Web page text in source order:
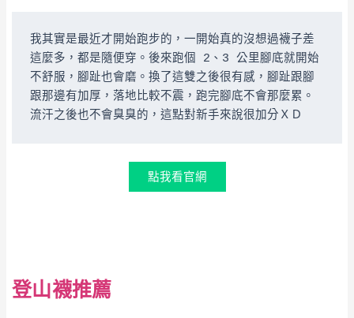
我其實是最近才開始跑步的，一開始真的沒想過襪子差
這麼多，都是隨便穿。後來跑個 2、3 公里腳底就開始
不舒服，腳趾也會磨。換了這雙之後很有感，腳趾跟腳
跟那邊有加厚，落地比較不震，跑完腳底不會那麼累。
流汗之後也不會臭臭的，這點對新手來說很加分ＸＤ
點我看官網
登山襪推薦